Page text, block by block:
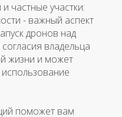
частные участки:
- важный аспект
дронов над
владельца
жизни и может
поможет вам